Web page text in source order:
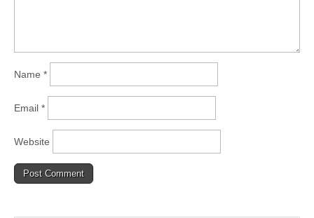
Name *
Email *
Website